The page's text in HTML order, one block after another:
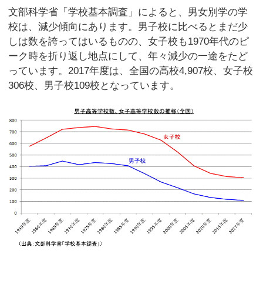
文部科学省「学校基本調査」によると、男女別学の学
校は、減少傾向にあります。男子校に比べるとまだ少
しは数を誇ってはいるものの、女子校も1970年代のピ
ーク時を折り返し地点にして、年々減少の一途をたど
っています。2017年度は、全国の高校4,907校、女子校
306校、男子校109校となっています。